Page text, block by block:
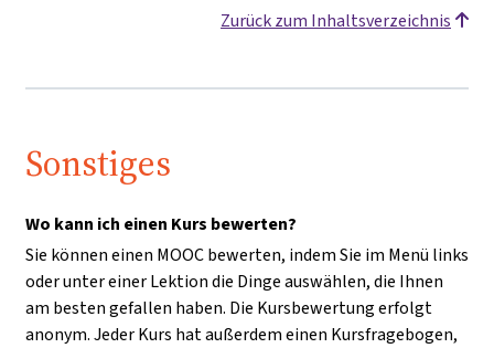
Zurück zum Inhaltsverzeichnis
Sonstiges
Wo kann ich einen Kurs bewerten?
Sie können einen MOOC bewerten, indem Sie im Menü links
oder unter einer Lektion die Dinge auswählen, die Ihnen
am besten gefallen haben. Die Kursbewertung erfolgt
anonym. Jeder Kurs hat außerdem einen Kursfragebogen,